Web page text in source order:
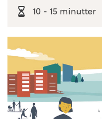
10 - 15 minutter